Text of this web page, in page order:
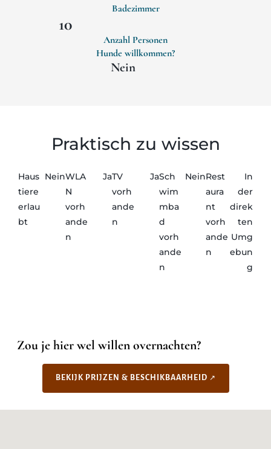
Badezimmer
10
Anzahl Personen
Hunde willkommen?
Nein
Praktisch zu wissen
Haus
tiere
erlau
bt
NeinWLA
N
vorh
ande
n
JaTV
vorh
ande
n
JaSch
wim
mba
d
vorh
ande
n
NeinRest
aura
nt
vorh
ande
n
In
der
direk
ten
Umg
ebun
g
Zou je hier wel willen overnachten?
BEKIJK PRIJZEN & BESCHIKBAARHEID